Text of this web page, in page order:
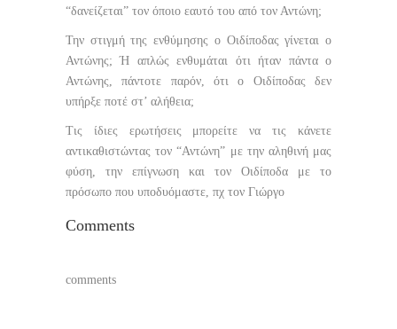
“δανείζεται” τον όποιο εαυτό του από τον Αντώνη;
Την στιγμή της ενθύμησης ο Οιδίποδας γίνεται ο
Αντώνης; Ή απλώς ενθυμάται ότι ήταν πάντα ο
Αντώνης, πάντοτε παρόν, ότι ο Οιδίποδας δεν
υπήρξε ποτέ στ’ αλήθεια;
Τις ίδιες ερωτήσεις μπορείτε να τις κάνετε
αντικαθιστώντας τον “Αντώνη” με την αληθινή μας
φύση, την επίγνωση και τον Οιδίποδα με το
πρόσωπο που υποδυόμαστε, πχ τον Γιώργο
Comments
comments